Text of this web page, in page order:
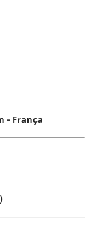
- França